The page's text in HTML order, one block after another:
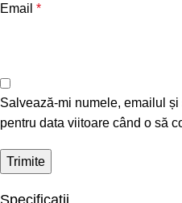
Email *
Salvează-mi numele, emailul
pentru data viitoare când o să
Specificații